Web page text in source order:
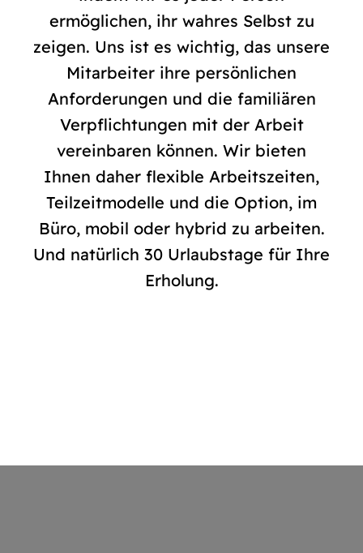
ermöglichen, ihr wahres Selbst zu
zeigen. Uns ist es wichtig, das unsere
Mitarbeiter ihre persönlichen
Anforderungen und die familiären
Verpflichtungen mit der Arbeit
vereinbaren können. Wir bieten
Ihnen daher flexible Arbeitszeiten,
Teilzeitmodelle und die Op­tion, im
Büro, mobil oder hybrid zu arbeiten.
Und natürlich 30 Urlaubstage für Ihre
Erholung.